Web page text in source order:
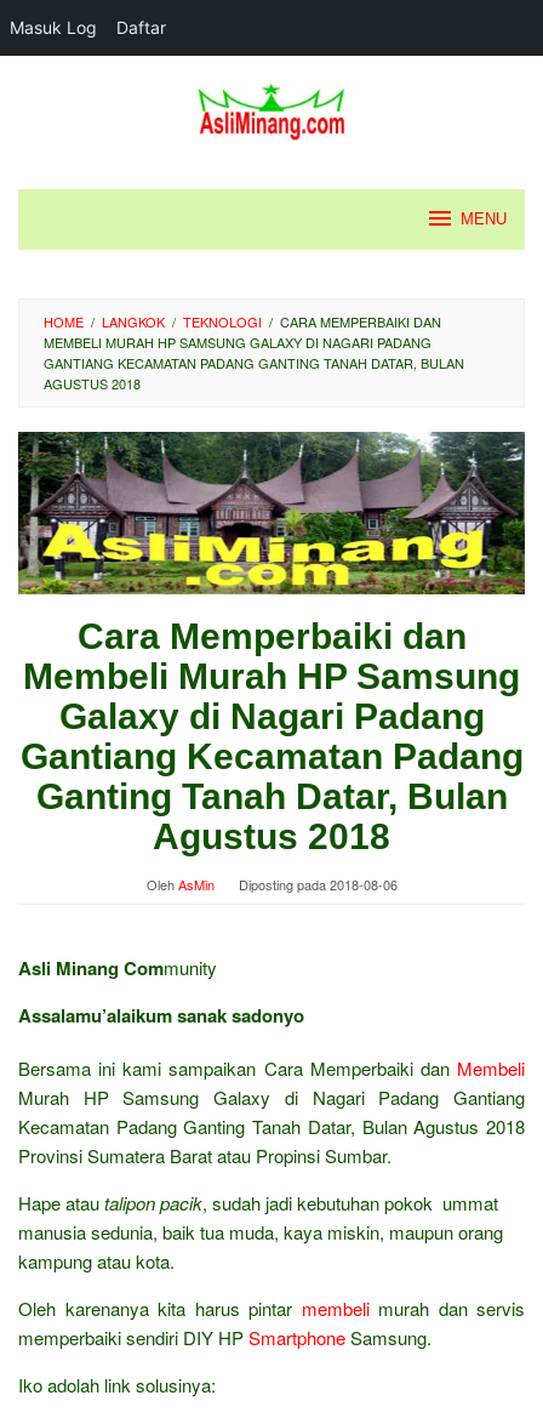
Masuk Log Daftar
MENU
HOME / LANGKOK / TEKNOLOGI / CARA MEMPERBAIKI DAN
MEMBELI MURAH HP SAMSUNG GALAXY DI NAGARI PADANG
GANTIANG KECAMATAN PADANG GANTING TANAH DATAR, BULAN
AGUSTUS 2018
Cara Memperbaiki dan
Membeli Murah HP Samsung
Galaxy di Nagari Padang
Gantiang Kecamatan Padang
Ganting Tanah Datar, Bulan
Agustus 2018
OlehAsMin Diposting pada2018-08-06
Asli Minang Community
Assalamu’alaikum sanak sadonyo
Bersama ini kami sampaikan Cara Memperbaiki dan Membeli
Murah HP Samsung Galaxy di Nagari Padang Gantiang
Kecamatan Padang Ganting Tanah Datar, Bulan Agustus 2018
Provinsi Sumatera Barat atau Propinsi Sumbar.
Hape atautalipon pacik, sudah jadi kebutuhan pokok ummat
manusia sedunia, baik tua muda, kaya miskin, maupun orang
kampung atau kota.
Oleh karenanya kita harus pintar membelimurah dan servis
memperbaiki sendiri DIY HPSmartphoneSamsung.
Iko adolah link solusinya: